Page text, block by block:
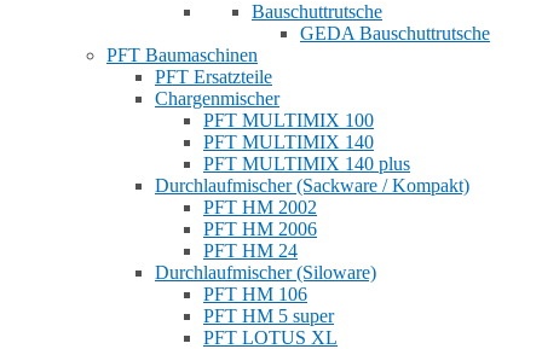
Bauschuttrutsche
GEDA Bauschuttrutsche
PFT Baumaschinen
PFT Ersatzteile
Chargenmischer
PFT MULTIMIX 100
PFT MULTIMIX 140
PFT MULTIMIX 140 plus
Durchlaufmischer (Sackware / Kompakt)
PFT HM 2002
PFT HM 2006
PFT HM 24
Durchlaufmischer (Siloware)
PFT HM 106
PFT HM 5 super
PFT LOTUS XL